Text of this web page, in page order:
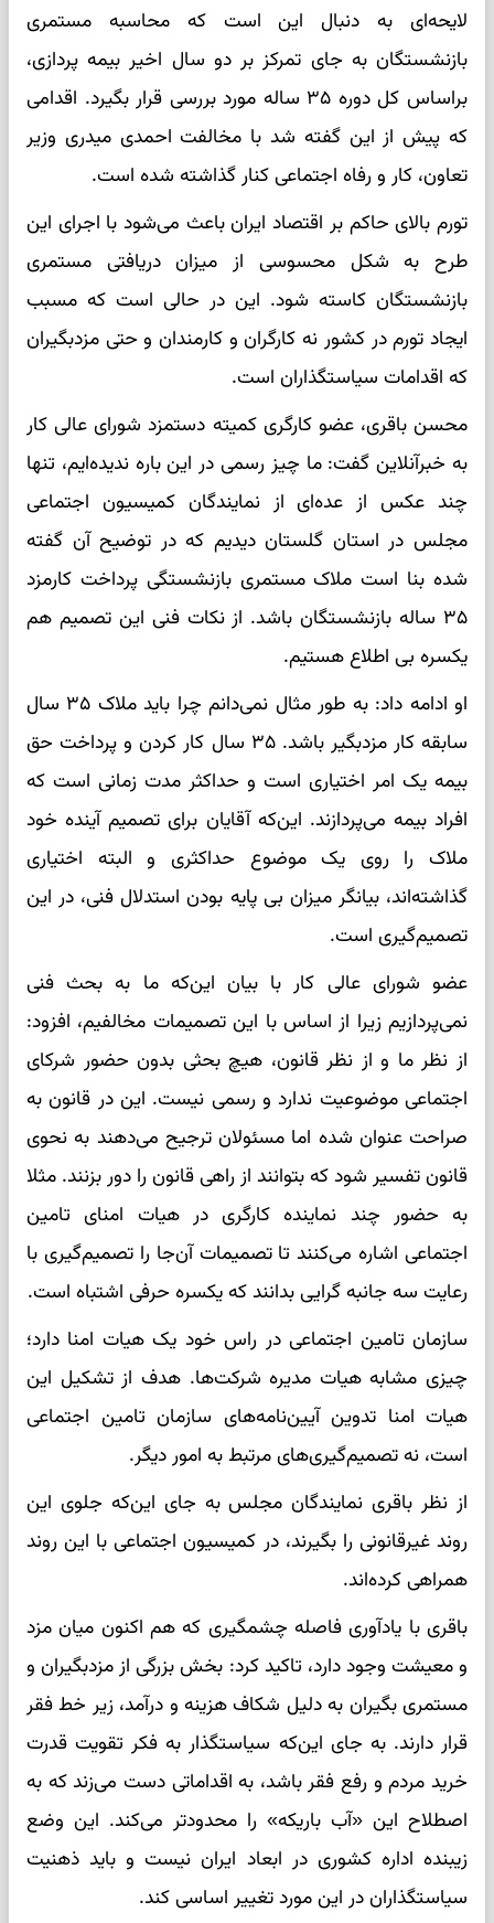
لایحه‌ای به دنبال این است که محاسبه مستمری
بازنشستگان به جای تمرکز بر دو سال اخیر بیمه پردازی،
براساس کل دوره ۳۵ ساله مورد بررسی قرار بگیرد. اقدامی
که پیش از این گفته شد با مخالفت احمدی میدری وزیر
تعاون، کار و رفاه اجتماعی کنار گذاشته شده است.
تورم بالای حاکم بر اقتصاد ایران باعث می‌شود با اجرای این
طرح به شکل محسوسی از میزان دریافتی مستمری
بازنشستگان کاسته شود. این در حالی است که مسبب
ایجاد تورم در کشور نه کارگران و کارمندان و حتی مزدبگیران
که اقدامات سیاستگذاران است.
محسن باقری، عضو کارگری کمیته دستمزد شورای عالی کار
به خبرآنلاین گفت: ما چیز رسمی در این باره ندیده‌ایم، تنها
چند عکس از عده‌ای از نمایندگان کمیسیون اجتماعی
مجلس در استان گلستان دیدیم که در توضیح آن گفته
شده بنا است ملاک مستمری بازنشستگی پرداخت کارمزد
۳۵ ساله بازنشستگان باشد. از نکات فنی این تصمیم هم
یکسره بی اطلاع هستیم.
او ادامه داد: به طور مثال نمی‌دانم چرا باید ملاک ۳۵ سال
سابقه کار مزدبگیر باشد. ۳۵ سال کار کردن و پرداخت حق
بیمه یک امر اختیاری است و حداکثر مدت زمانی است که
افراد بیمه می‌پردازند. این‌که آقایان برای تصمیم آینده خود
ملاک را روی یک موضوع حداکثری و البته اختیاری
گذاشته‌اند، بیانگر میزان بی پایه بودن استدلال فنی، در این
تصمیم‌گیری است.
عضو شورای عالی کار با بیان این‌که ما به بحث فنی
نمی‌پردازیم زیرا از اساس با این تصمیمات مخالفیم، افزود:
از نظر ما و از نظر قانون، هیچ بحثی بدون حضور شرکای
اجتماعی موضوعیت ندارد و رسمی نیست. این در قانون به
صراحت عنوان شده اما مسئولان ترجیح می‌دهند به نحوی
قانون تفسیر شود که بتوانند از راهی قانون را دور بزنند. مثلا
به حضور چند نماینده کارگری در هیات امنای تامین
اجتماعی اشاره می‌کنند تا تصمیمات آن‌جا را تصمیم‌گیری با
رعایت سه جانبه گرایی بدانند که یکسره حرفی اشتباه است.
سازمان تامین اجتماعی در راس خود یک هیات امنا دارد؛
چیزی مشابه هیات مدیره شرکت‌ها. هدف از تشکیل این
هیات امنا تدوین آیین‌نامه‌های سازمان تامین اجتماعی
است، نه تصمیم‌گیری‌های مرتبط به امور دیگر.
از نظر باقری نمایندگان مجلس به جای این‌که جلوی این
روند غیرقانونی را بگیرند، در کمیسیون اجتماعی با این روند
همراهی کرده‌اند.
باقری با یادآوری فاصله چشمگیری که هم اکنون میان مزد
و معیشت وجود دارد، تاکید کرد: بخش بزرگی از مزدبگیران و
مستمری بگیران به دلیل شکاف هزینه و درآمد، زیر خط فقر
قرار دارند. به جای این‌که سیاستگذار به فکر تقویت قدرت
خرید مردم و رفع فقر باشد، به اقداماتی دست می‌زند که به
اصطلاح این «آب باریکه» را محدودتر می‌کند. این وضع
زیبنده اداره کشوری در ابعاد ایران نیست و باید ذهنیت
سیاستگذاران در این مورد تغییر اساسی کند.